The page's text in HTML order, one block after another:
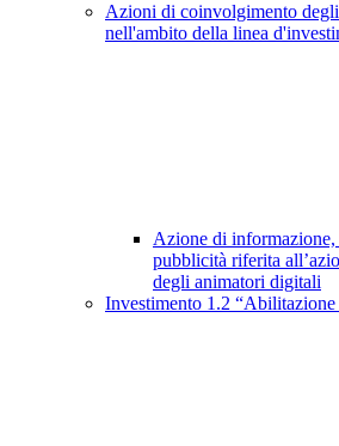
Azioni di coinvolgimento
nell'ambito della linea
Azione di informazione,
pubblicità riferita
degli animatori digitali
Investimento 1.2